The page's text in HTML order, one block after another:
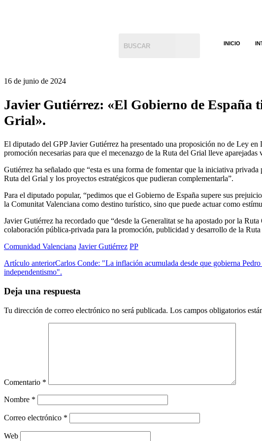
INICIO
16 de junio de 2024
Javier Gutiérrez: «El Gobierno de España
Grial».
El diputado del GPP Javier Gutiérrez ha presentado una proposición no de Ley
promoción necesarias para que el mecenazgo de la Ruta del Grial lleve aparejadas
Gutiérrez ha señalado que “esta es una forma de fomentar que la iniciativa
Ruta del Grial y los proyectos estratégicos que pudieran complementarla”.
Para el diputado popular, “pedimos que el Gobierno de España supere sus
la Comunitat Valenciana como destino turístico, sino que puede actuar como
Javier Gutiérrez ha recordado que “desde la Generalitat se ha apostado por la
colaboración pública-privada para la promoción, publicidad y desarrollo de la
Comunidad Valenciana Javier Gutiérrez PP
Artículo anteriorCarlos Conde: "La inflación acumulada desde que gobierna
independentismo".
Deja una respuesta
Tu dirección de correo electrónico no será publicada. Los campos obligatorios
Comentario *
Nombre *
Correo electrónico *
Web